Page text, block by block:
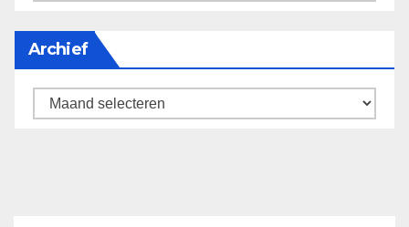
Archief
Archief